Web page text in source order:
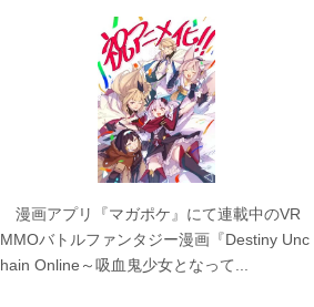
漫画アプリ『マガポケ』にて連載中のVR
MMOバトルファンタジー漫画『Destiny Unc
hain Online～吸血鬼少女となって...